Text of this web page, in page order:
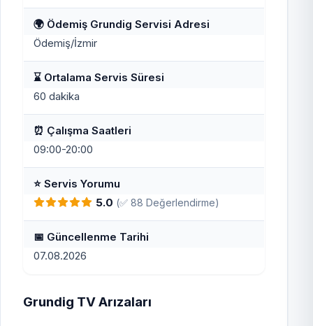
🌍 Ödemiş Grundig Servisi Adresi
Ödemiş/İzmir
⌛ Ortalama Servis Süresi
60 dakika
⏰ Çalışma Saatleri
09:00-20:00
⭐ Servis Yorumu
5.0 (✅ 88 Değerlendirme)
📅 Güncellenme Tarihi
07.08.2026
Grundig TV Arızaları